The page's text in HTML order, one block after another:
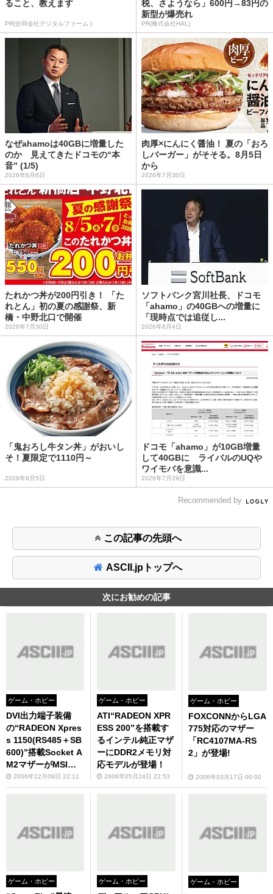
ること、教えます
PR(合同会社デジタルファーム )
税、さようなら」600円→83円の
新型が爆売れ
PR(株式会社HAL)
なぜahamoは40GBに増量した
のか 見えてきたドコモの“本
音” (1/5)
2026年8月6日
肉厚×にんにく醤油！ 夏の「おろ
しバーガー」がそそる。8月5日
から
2026年7月30日
たれかつ丼が200円引き！ 「た
れとん」初の夏の感謝祭、新
橋・中野北口で開催
2026年7月30日
ソフトバンク宮川社長、ドコモ
「ahamo」の40GBへの増量に
「現時点では追従し...
2026年8月4日
「鬼おろし牛タン丼」がおいし
そ！夏限定で1110円～
2026年8月5日
ドコモ「ahamo」が10GB増量
して40GBに ライバルのUQや
ワイモバを意識...
2026年7月29日
Recommended by
この記事の先頭へ
ASCII.jpトップへ
次にお勧めの記事
ゲーム・ホビー
DVI出力端子装備
の“RADEON Xpres
s 1150(RS485＋SB
600)”搭載Socket A
M2マザーがMSIか
ら2006年12月09日 22:11
ゲーム・ホビー
ATI“RADEON XPR
ESS 200”を搭載す
るインテル純正マザ
ーにDDR2メモリ対
応モデルが登場！
2006年05月24日 22:53
ゲーム・ホビー
FOXCONNからLGA
775対応のマザー
「RC4107MA-RS
2」が登場!
2006年03月17日 00:00
ゲーム・ホビー ゲーム・ホビー ゲーム・ホビー